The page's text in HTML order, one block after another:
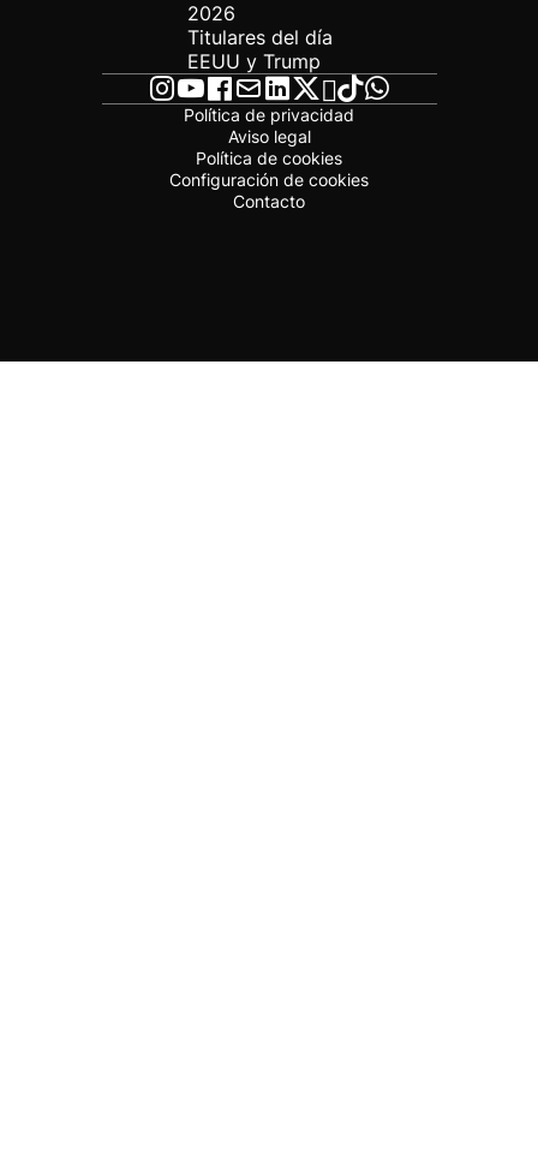
2026
Titulares del día
EEUU y Trump
Política de privacidad
Aviso legal
Política de cookies
Configuración de cookies
Contacto